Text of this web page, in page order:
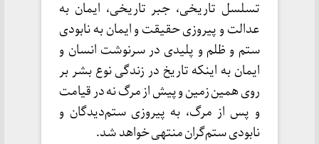
تسلسل تاریخی، جبر تاریخی، ایمان به
عدالت و پیروزی حقیقت و ایمان به نابودی
ستم و ظلم و پلیدی در سرنوشت انسان و
ایمان به اینکه تاریخ در زندگی نوع بشر بر
روی همین زمین و پیش از مرگ نه در قیامت
و پس از مرگ، به پیروزی ستم‌دیدگان و
نابودی ستم‌گران منتهی خواهد شد.